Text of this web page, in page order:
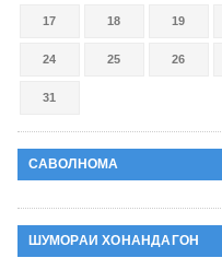
17 18 19
24 25 26
31
САВОЛНОМА
ШУМОРАИ ХОНАНДАГОН